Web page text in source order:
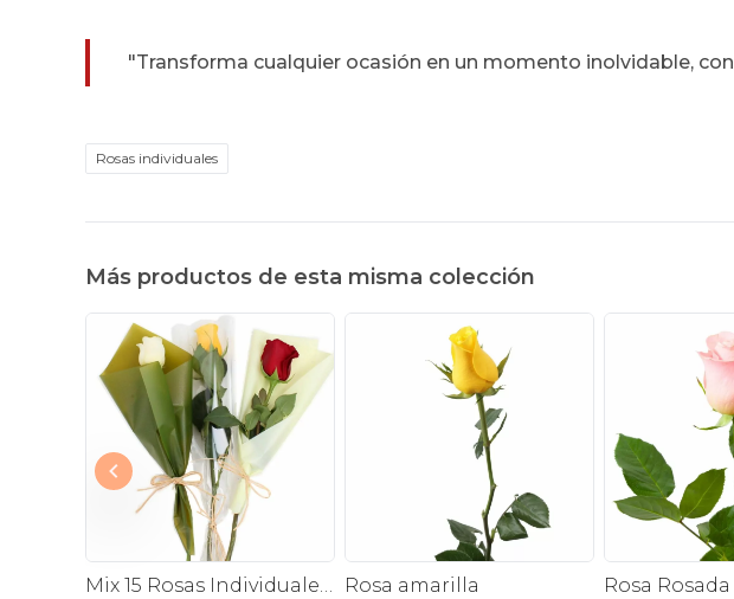
"Transforma cualquier ocasión en un momento inolvidable, con
Rosas individuales
Más productos de esta misma colección
Mix 15 Rosas Individuales - Pack de 15 rosas individuales de colores surtidos envueltas en papel.
Rosa amarilla
Rosa Rosada